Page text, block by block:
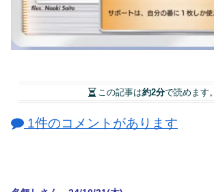
この記事は約2分で読めます。
1件のコメントがあります